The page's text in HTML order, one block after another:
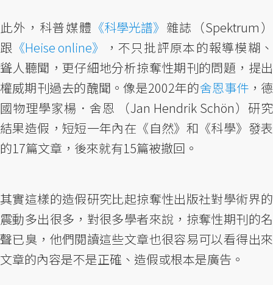
此外，科普媒體 《科學光譜》 雜誌（Spektrum）
跟 《Heise online》
，不只批評原本的報導模糊、
聳人聽聞，更仔細地分析掠奪性期刊的問題，提出
權威期刊過去的醜聞。像是2002年的舍恩事件，德
國物理學家楊．舍恩 （Jan Hendrik Schön）研究
結果造假，短短一年內在《自然》和《科學》發表
的17篇文章，後來就有15篇被撤回。
其實這樣的造假研究比起掠奪性出版社對學術界的
震動多出很多，對很多學者來說，掠奪性期刊的名
聲已臭，他們閱讀這些文章也很容易可以看得出來
文章的內容是不是正確、造假或根本是廣告。